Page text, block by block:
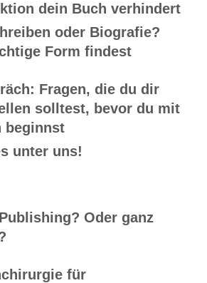
dein Buch verhindert
oder Biografie?
Form findest
Fragen, die du dir
solltest, bevor du mit
beginnst
unter uns!
Oder ganz
für